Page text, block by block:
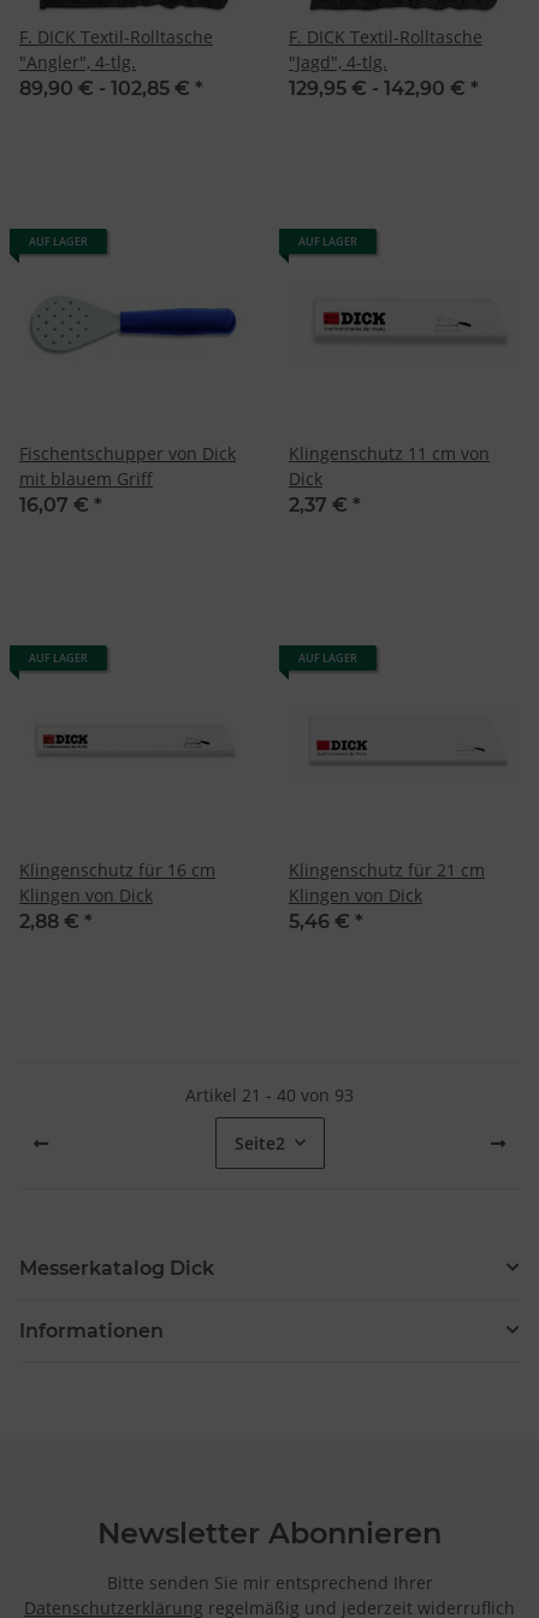
F. DICK Textil-Rolltasche
"Angler", 4-tlg.
89,90 € - 102,85 € *
F. DICK Textil-Rolltasche
"Jagd", 4-tlg.
129,95 € - 142,90 € *
AUF LAGER
Fischentschupper von Dick
mit blauem Griff
16,07 € *
AUF LAGER
Klingenschutz 11 cm von
Dick
2,37 € *
AUF LAGER
Klingenschutz für 16 cm
Klingen von Dick
2,88 € *
AUF LAGER
Klingenschutz für 21 cm
Klingen von Dick
5,46 € *
Artikel 21 - 40 von 93
Seite2
Messerkatalog Dick
Informationen
Newsletter Abonnieren
Bitte senden Sie mir entsprechend Ihrer
Datenschutzerklärung regelmäßig und jederzeit widerruflich